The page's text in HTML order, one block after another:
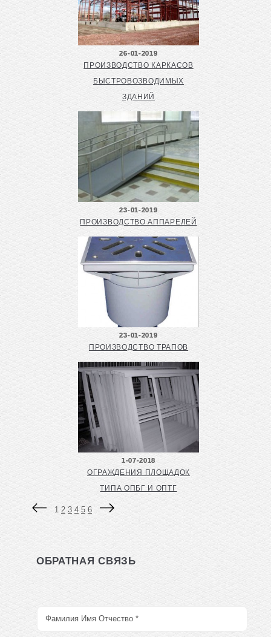
26-01-2019
ПРОИЗВОДСТВО КАРКАСОВ
БЫСТРОВОЗВОДИМЫХ
ЗДАНИЙ
23-01-2019
ПРОИЗВОДСТВО АППАРЕЛЕЙ
23-01-2019
ПРОИЗВОДСТВО ТРАПОВ
1-07-2018
ОГРАЖДЕНИЯ ПЛОЩАДОК
ТИПА ОПБГ И ОПТГ
1 2 3 4 5 6
ОБРАТНАЯ СВЯЗЬ